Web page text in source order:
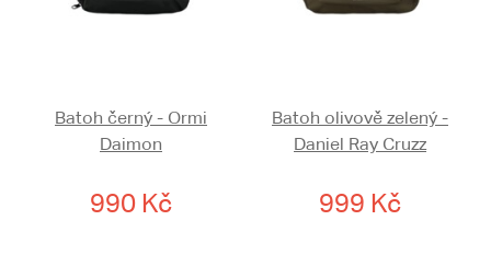
Batoh černý - Ormi
Daimon
990 Kč
Batoh olivově zelený -
Daniel Ray Cruzz
999 Kč